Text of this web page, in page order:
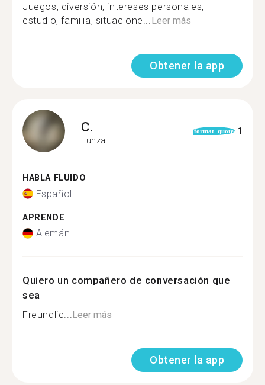
Juegos, diversión, intereses personales,
estudio, familia, situacione...Leer más
Obtener la app
C.
Funza
format_quote 1
HABLA FLUIDO
Español
APRENDE
Alemán
Quiero un compañero de conversación que
sea
Freundlic...Leer más
Obtener la app